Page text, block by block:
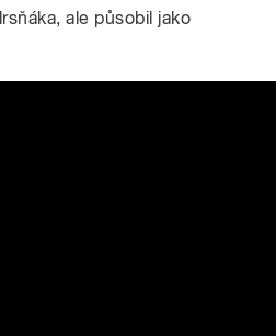
ale působil jako